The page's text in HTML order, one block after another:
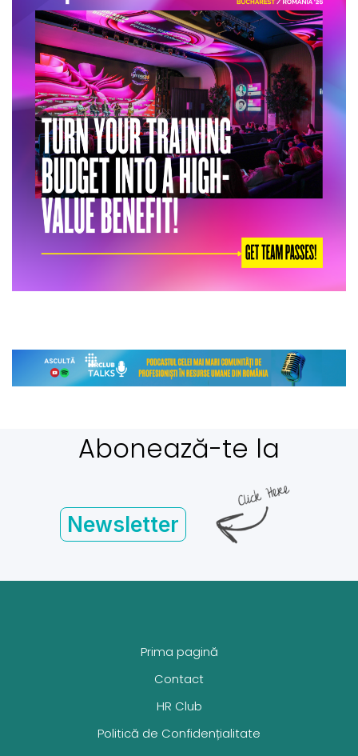
Abonează-te la
Newsletter
Prima pagină
Contact
HR Club
Politică de Confidențialitate